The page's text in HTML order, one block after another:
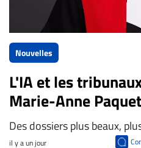
Nouvelles
L'IA et les
Marie-Anne
Des dossiers plus beaux,
il y a un jour